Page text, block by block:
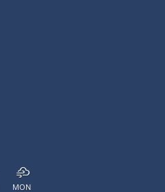
MON